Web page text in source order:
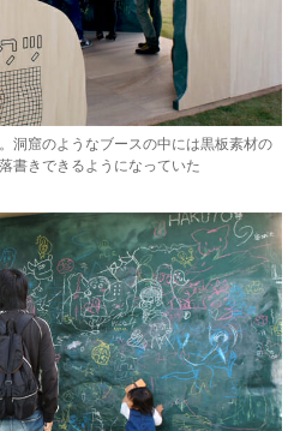
洞窟のようなブースの中には黒板素材の
書きできるようになっていた